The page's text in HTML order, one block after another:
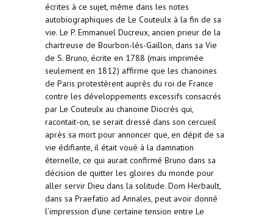
écrites à ce sujet, même dans les notes
autobiographiques de Le Couteulx à la fin de sa
vie. Le P. Emmanuel Ducreux, ancien prieur de la
chartreuse de Bourbon-lès-Gaillon, dans sa Vie
de S. Bruno, écrite en 1788 (mais imprimée
seulement en 1812) affirme que les chanoines
de Paris protestèrent auprès du roi de France
contre les développements excessifs consacrés
par Le Couteulx au chanoine Diocrès qui,
racontait-on, se serait dressé dans son cercueil
après sa mort pour annoncer que, en dépit de sa
vie édifiante, il était voué à la damnation
éternelle, ce qui aurait confirmé Bruno dans sa
décision de quitter les gloires du monde pour
aller servir Dieu dans la solitude. Dom Herbault,
dans sa Praefatio ad Annales, peut avoir donné
l’impression d’une certaine tension entre Le